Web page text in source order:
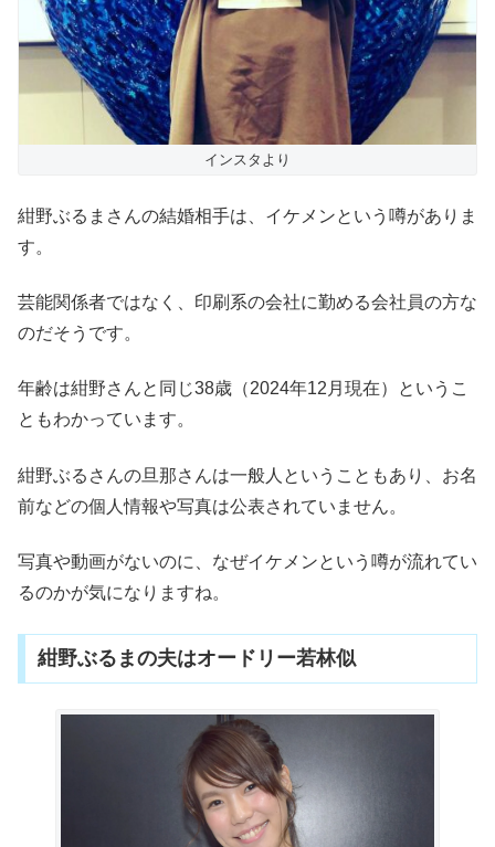
インスタより
紺野ぶるまさんの結婚相手は、イケメンという噂がありま
す。
芸能関係者ではなく、印刷系の会社に勤める会社員の方な
のだそうです。
年齢は紺野さんと同じ38歳（2024年12月現在）というこ
ともわかっています。
紺野ぶるさんの旦那さんは一般人ということもあり、お名
前などの個人情報や写真は公表されていません。
写真や動画がないのに、なぜイケメンという噂が流れてい
るのかが気になりますね。
紺野ぶるまの夫はオードリー若林似